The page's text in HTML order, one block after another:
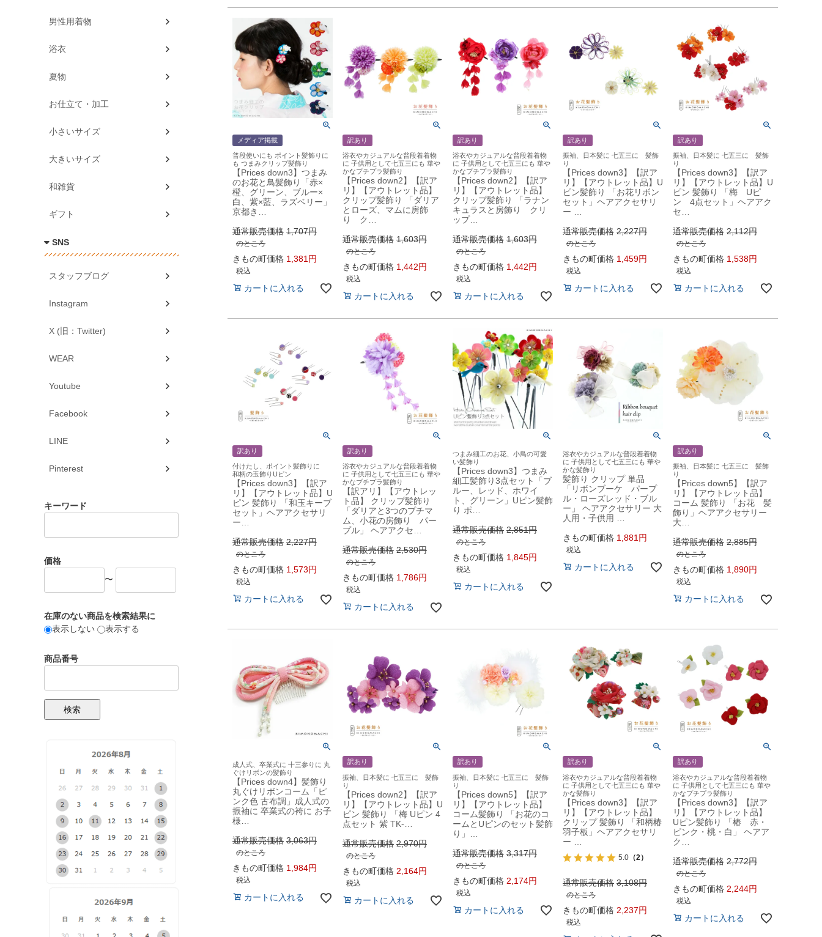
メディア掲載
普段使いにも ポイント髪飾りに
も つまみクリップ髪飾り
【Prices down3】つまみ
のお花と鳥髪飾り「赤×
橙、グリーン、ブルー×
白、紫×藍、ラズベリー」
京都き…
通常販売価格 1,707
のところ
きもの町価格 1,381
税込
カートに入れる
訳あり
浴衣やカジュアルな普段着着物
に 子供用として七五三にも 華や
かなプチプラ髪飾り
【Prices down2】【訳ア
リ】【アウトレット品】
クリップ髪飾り 「ダリア
とローズ、マムに房飾
り ク…
通常販売価格 1,603
のところ
きもの町価格 1,442
税込
カートに入れる
訳あり
浴衣やカジュアルな普段着着物
に 子供用として七五三にも 華や
かなプチプラ髪飾り
【Prices down2】【訳ア
リ】【アウトレット品】
クリップ髪飾り 「ラナン
キュラスと房飾り クリ
ップ…
通常販売価格 1,603
のところ
きもの町価格 1,442
税込
カートに入れる
訳あり
振袖、日本髪に 七五三に 髪飾
り
【Prices down3】【訳ア
リ】【アウトレット品】U
ピン髪飾り 「お花リボン
セット」ヘアアクセサリ
ー …
通常販売価格 2,227
のところ
きもの町価格 1,459
税込
カートに入れる
訳あり
振袖、日本髪に 七五三に 髪飾
り
【Prices down3】【訳ア
リ】【アウトレット品】U
ピン 髪飾り 「梅 Uピ
ン 4点セット」ヘアアク
セ…
通常販売価格 2,112
のところ
きもの町価格 1,538
税込
カートに入れる
訳あり
付けたし、ポイント髪飾りに
和柄の玉飾りUピン
【Prices down3】【訳ア
リ】【アウトレット品】U
ピン 髪飾り 「和玉キーブ
セット」ヘアアクセサリ
ー…
通常販売価格 2,227
のところ
きもの町価格 1,573
税込
カートに入れる
訳あり
浴衣やカジュアルな普段着着物
に 子供用として七五三にも 華や
かなプチプラ髪飾り
【訳アリ】【アウトレッ
ト品】 クリップ髪飾り
「ダリアと3つのプチマ
ム、小花の房飾り パー
プル」 ヘアアクセ…
通常販売価格 2,530
のところ
きもの町価格 1,786
税込
カートに入れる
つまみ細工のお花、小鳥の可愛
い髪飾り
【Prices down3】つまみ
細工髪飾り3点セット「ブ
ルー、レッド、ホワイ
ト、グリーン」Uピン髪飾
り ポ…
通常販売価格 2,851
のところ
きもの町価格 1,845
税込
カートに入れる
浴衣やカジュアルな普段着着物
に 子供用として七五三にも 華や
かな髪飾り
髪飾り クリップ 単品
「リボンブーケ パープ
ル・ローズレッド・ブル
ー」 ヘアアクセサリー 大
人用・子供用 …
きもの町価格 1,881
税込
カートに入れる
訳あり
振袖、日本髪に 七五三に 髪飾
り
【Prices down5】【訳ア
リ】【アウトレット品】
コーム 髪飾り 「お花 髪
飾り」ヘアアクセサリー
大…
通常販売価格 2,885
のところ
きもの町価格 1,890
税込
カートに入れる
成人式、卒業式に 十三参りに 丸
ぐけリボンの髪飾り
【Prices down4】髪飾り
丸ぐけリボンコーム「ピ
ンク色 古布調」成人式の
振袖に 卒業式の袴に お子
様…
通常販売価格 3,063
のところ
きもの町価格 1,984
税込
カートに入れる
訳あり
振袖、日本髪に 七五三に 髪飾
り
【Prices down2】【訳ア
リ】【アウトレット品】U
ピン 髪飾り 「梅 Uピン 4
点セット 紫 TK-…
通常販売価格 2,970
のところ
きもの町価格 2,164
税込
カートに入れる
訳あり
振袖、日本髪に 七五三に 髪飾
り
【Prices down5】【訳ア
リ】【アウトレット品】
コーム髪飾り 「お花のコ
ームとUピンのセット髪飾
り」…
通常販売価格 3,317
のところ
きもの町価格 2,174
税込
カートに入れる
訳あり
浴衣やカジュアルな普段着着物
に 子供用として七五三にも 華や
かな髪飾り
【Prices down3】【訳ア
リ】【アウトレット品】
クリップ 髪飾り 「和柄椿
羽子板」ヘアアクセサリ
ー …
5.0 （2）
通常販売価格 3,108
のところ
きもの町価格 2,237
税込
訳あり
浴衣やカジュアルな普段着着物
に 子供用として七五三にも 華や
かなプチプラ髪飾り
【Prices down3】【訳ア
リ】【アウトレット品】
Uピン髪飾り 「椿 赤・
ピンク・桃・白」 ヘアア
ク…
通常販売価格 2,772
のところ
きもの町価格 2,244
税込
カートに入れる
男性用着物
浴衣
夏物
お仕立て・加工
小さいサイズ
大きいサイズ
和雑貨
ギフト
SNS
スタッフブログ
Instagram
X (旧：Twitter)
WEAR
Youtube
Facebook
LINE
Pinterest
キーワード
価格
〜
在庫のない商品を検索結果に
表示しない
表示する
商品番号
検索